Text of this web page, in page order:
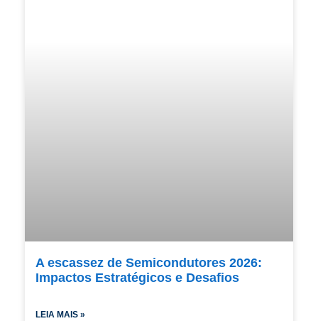
A escassez de Semicondutores 2026:
Impactos Estratégicos e Desafios
LEIA MAIS »